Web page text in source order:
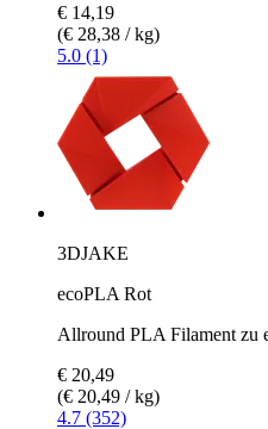
€ 14,19
(€ 28,38 / kg)
5.0 (1)
3DJAKE
ecoPLA Rot
Allround PLA Filament zu
€ 20,49
(€ 20,49 / kg)
4.7 (352)